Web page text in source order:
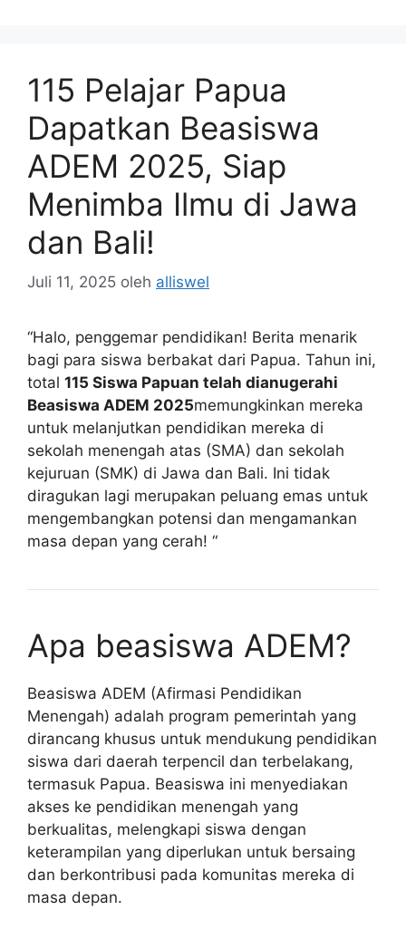
115 Pelajar Papua
Dapatkan Beasiswa
ADEM 2025, Siap
Menimba Ilmu di Jawa
dan Bali!
Juli 11, 2025 oleh alliswel
“Halo, penggemar pendidikan! Berita menarik
bagi para siswa berbakat dari Papua. Tahun ini,
total 115 Siswa Papuan telah dianugerahi
Beasiswa ADEM 2025memungkinkan mereka
untuk melanjutkan pendidikan mereka di
sekolah menengah atas (SMA) dan sekolah
kejuruan (SMK) di Jawa dan Bali. Ini tidak
diragukan lagi merupakan peluang emas untuk
mengembangkan potensi dan mengamankan
masa depan yang cerah! “
Apa beasiswa ADEM?
Beasiswa ADEM (Afirmasi Pendidikan
Menengah) adalah program pemerintah yang
dirancang khusus untuk mendukung pendidikan
siswa dari daerah terpencil dan terbelakang,
termasuk Papua. Beasiswa ini menyediakan
akses ke pendidikan menengah yang
berkualitas, melengkapi siswa dengan
keterampilan yang diperlukan untuk bersaing
dan berkontribusi pada komunitas mereka di
masa depan.